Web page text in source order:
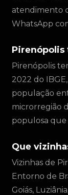
atendimento
WhatsApp
Pirenópolis
Pirenópolis
2022 do
população
microrregião
populosa que
Que
Vizinhas de
Entorno de
Goiás,